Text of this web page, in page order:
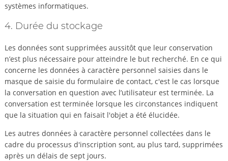
systèmes informatiques.
4. Durée du stockage
Les données sont supprimées aussitôt que leur conservation
n’est plus nécessaire pour atteindre le but recherché. En ce qui
concerne les données à caractère personnel saisies dans le
masque de saisie du formulaire de contact, c'est le cas lorsque
la conversation en question avec l’utilisateur est terminée. La
conversation est terminée lorsque les circonstances indiquent
que la situation qui en faisait l'objet a été élucidée.
Les autres données à caractère personnel collectées dans le
cadre du processus d'inscription sont, au plus tard, supprimées
après un délais de sept jours.